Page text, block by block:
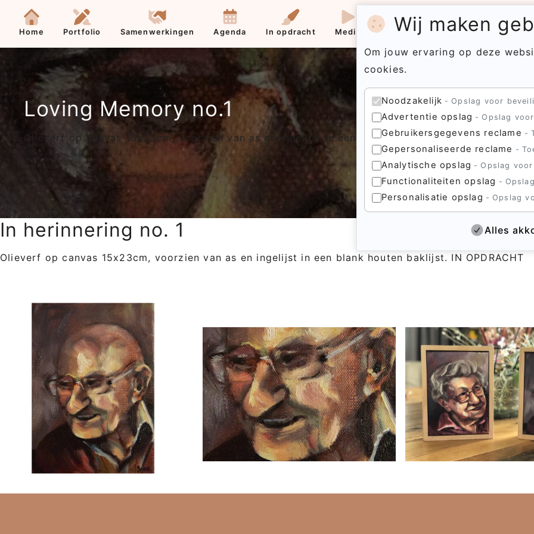
Wij maken
Om jouw ervaring op deze
cookies.
Noodzakelijk Opslag voor
Advertentie opslag Opslag
Gebruikersgegevens reclame
Gepersonaliseerde reclame
Analytische opslag Opslag
Functionaliteiten opslag
Personalisatie opslag Opslag
Alles
Contact
Home
Portfolio Samenwerkingen Agenda In opdracht Media Contact Menu
Loving Memory no.1
Olieverf op canvas 15x23cm, voorzien van as en ingelijst in een blank houten baklijst. IN
In herinnering no. 1
Olieverf op canvas 15x23cm, voorzien van as en ingelijst in een blank houten baklijst. IN OPDRACHT